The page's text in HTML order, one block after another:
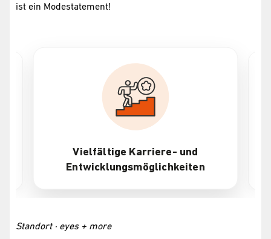
ist ein Modestatement!
Vielfältige Karriere- und
Entwicklungsmöglichkeiten
Standort · eyes + more